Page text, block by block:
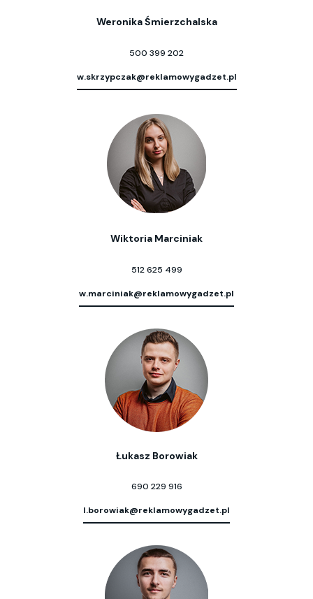
Weronika Śmierzchalska
500 399 202
w.skrzypczak@reklamowygadzet.pl
Wiktoria Marciniak
512 625 499
w.marciniak@reklamowygadzet.pl
Łukasz Borowiak
690 229 916
l.borowiak@reklamowygadzet.pl